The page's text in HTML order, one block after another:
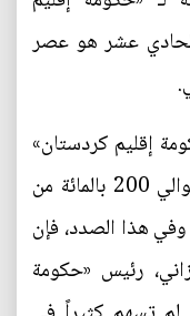
عشر هو عصر
إقليم كردستان»
مبلغ الـ 20 مليار دولار، مما يمثل حوالي 200 بالمائة من
وفي هذا الصدد، فإن
رئيس «حكومة